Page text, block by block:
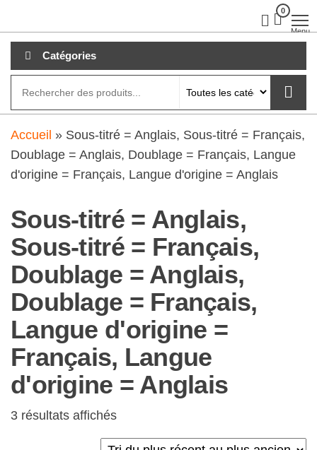
au
contenu
0
Menu
Catégories
Accueil » Sous-titré = Anglais, Sous-titré = Français,
Doublage = Anglais, Doublage = Français, Langue
d'origine = Français, Langue d'origine = Anglais
Sous-titré = Anglais,
Sous-titré = Français,
Doublage = Anglais,
Doublage = Français,
Langue d'origine =
Français, Langue
d'origine = Anglais
3 résultats affichés